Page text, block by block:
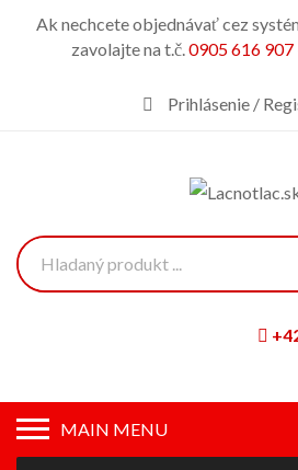
Ak nechcete objednávať cez
zavolajte na t.č.0905 616 907
Prihlásenie /
MAIN MENU